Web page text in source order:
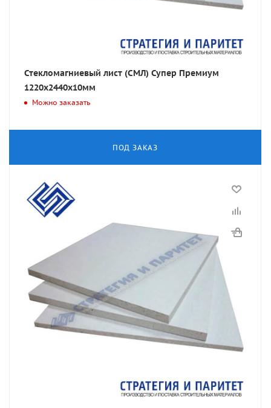
Стекломагниевый лист (СМЛ) Супер Премиум
1220x2440x10мм
Можно заказать
ПОД ЗАКАЗ